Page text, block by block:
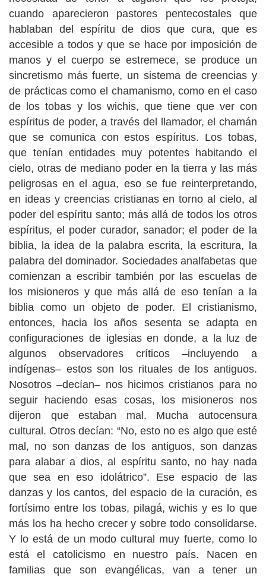
cuando aparecieron pastores pentecostales que
hablaban del espíritu de dios que cura, que es
accesible a todos y que se hace por imposición de
manos y el cuerpo se estremece, se produce un
sincretismo más fuerte, un sistema de creencias y
de prácticas como el chamanismo, como en el caso
de los tobas y los wichis, que tiene que ver con
espíritus de poder, a través del llamador, el chamán
que se comunica con estos espíritus. Los tobas,
que tenían entidades muy potentes habitando el
cielo, otras de mediano poder en la tierra y las más
peligrosas en el agua, eso se fue reinterpretando,
en ideas y creencias cristianas en torno al cielo, al
poder del espíritu santo; más allá de todos los otros
espíritus, el poder curador, sanador; el poder de la
biblia, la idea de la palabra escrita, la escritura, la
palabra del dominador. Sociedades analfabetas que
comienzan a escribir también por las escuelas de
los misioneros y que más allá de eso tenían a la
biblia como un objeto de poder. El cristianismo,
entonces, hacia los años sesenta se adapta en
configuraciones de iglesias en donde, a la luz de
algunos observadores críticos –incluyendo a
indígenas– estos son los rituales de los antiguos.
Nosotros –decían– nos hicimos cristianos para no
seguir haciendo esas cosas, los misioneros nos
dijeron que estaban mal. Mucha autocensura
cultural. Otros decían: “No, esto no es algo que esté
mal, no son danzas de los antiguos, son danzas
para alabar a dios, al espíritu santo, no hay nada
que sea en eso idolátrico”. Ese espacio de las
danzas y los cantos, del espacio de la curación, es
fortísimo entre los tobas, pilagá, wichis y es lo que
más los ha hecho crecer y sobre todo consolidarse.
Y lo está de un modo cultural muy fuerte, como lo
está el catolicismo en nuestro país. Nacen en
familias que son evangélicas, van a tener un